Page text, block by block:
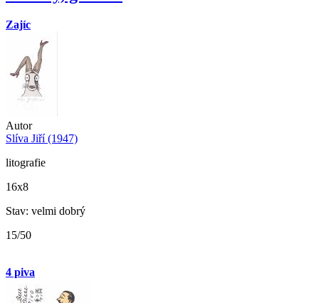
Zajíc
Autor
Slíva Jiří (1947)
litografie
16x8
Stav: velmi dobrý
15/50
4 piva